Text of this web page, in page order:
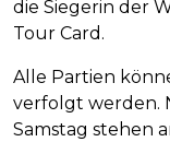
die Siegerin der
Tour Card.
Alle Partien
verfolgt werden.
Samstag stehen